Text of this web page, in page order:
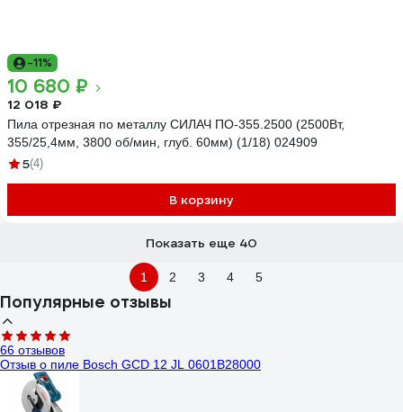
-11%
10 680 ₽
12 018 ₽
Пила отрезная по металлу СИЛАЧ ПО-355.2500 (2500Вт,
355/25,4мм, 3800 об/мин, глуб. 60мм) (1/18) 024909
5(4)
В корзину
Показать еще 40
1 2 3 4 5
Популярные отзывы
66 отзывов
Отзыв о пиле Bosch GCD 12 JL 0601B28000